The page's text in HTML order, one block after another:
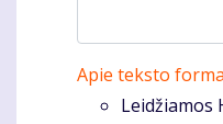
Apie teksto
Leidžiamos